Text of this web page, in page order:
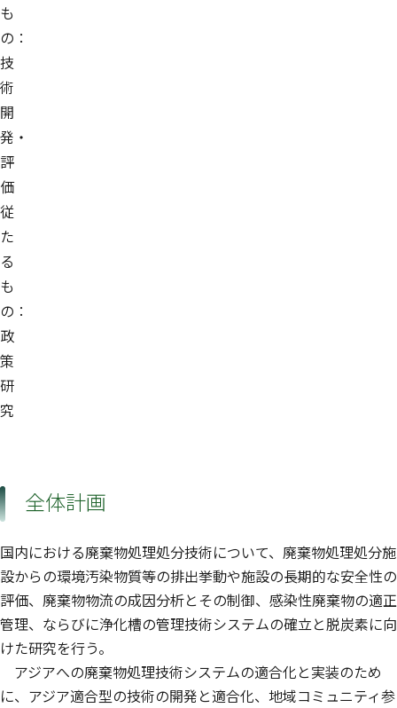
も
の：
技
術
開
発・
評
価
従
た
る
も
の：
政
策
研
究
全体計画
国内における廃棄物処理処分技術について、廃棄物処理処分施
設からの環境汚染物質等の排出挙動や施設の長期的な安全性の
評価、廃棄物物流の成因分析とその制御、感染性廃棄物の適正
管理、ならびに浄化槽の管理技術システムの確立と脱炭素に向
けた研究を行う。
アジアへの廃棄物処理技術システムの適合化と実装のため
に、アジア適合型の技術の開発と適合化、地域コミュニティ参